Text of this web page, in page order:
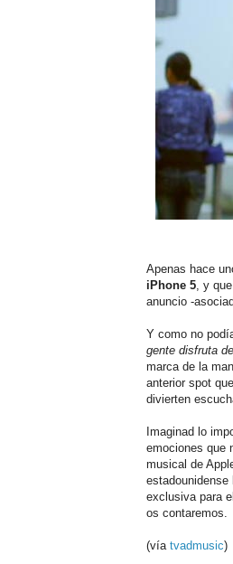
Apenas hace
iPhone 5, y
anuncio -
Y como no
gente disfruta
marca de la
anterior spot
divierten
Imaginad lo
emociones que
musical de
estadounidense
exclusiva para
os contaremos.
(vía tvadmusic)